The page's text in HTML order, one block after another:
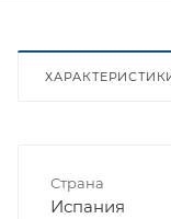
Страна
Испания